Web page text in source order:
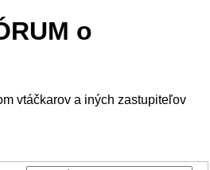
o
vtáčkarov a iných zastupiteľov